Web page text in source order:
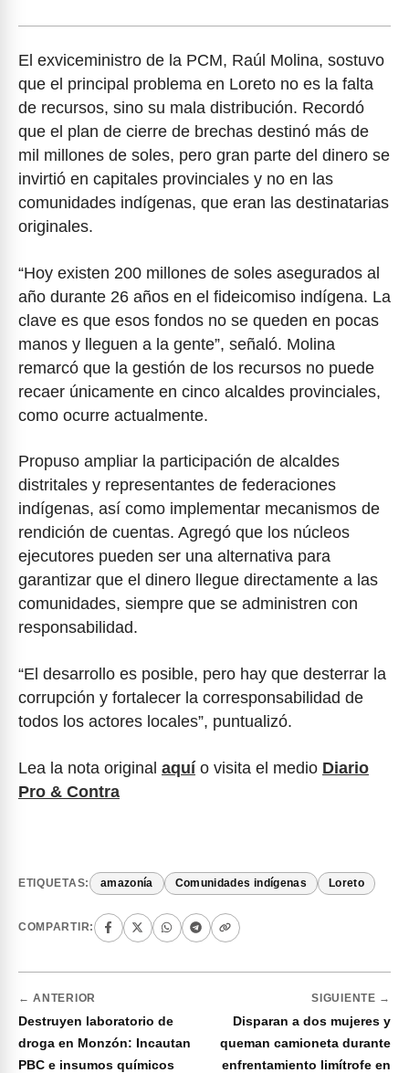
El exviceministro de la PCM, Raúl Molina, sostuvo
que el principal problema en Loreto no es la falta
de recursos, sino su mala distribución. Recordó
que el plan de cierre de brechas destinó más de
mil millones de soles, pero gran parte del dinero se
invirtió en capitales provinciales y no en las
comunidades indígenas, que eran las destinatarias
originales.
“Hoy existen 200 millones de soles asegurados al
año durante 26 años en el fideicomiso indígena. La
clave es que esos fondos no se queden en pocas
manos y lleguen a la gente”, señaló. Molina
remarcó que la gestión de los recursos no puede
recaer únicamente en cinco alcaldes provinciales,
como ocurre actualmente.
Propuso ampliar la participación de alcaldes
distritales y representantes de federaciones
indígenas, así como implementar mecanismos de
rendición de cuentas. Agregó que los núcleos
ejecutores pueden ser una alternativa para
garantizar que el dinero llegue directamente a las
comunidades, siempre que se administren con
responsabilidad.
“El desarrollo es posible, pero hay que desterrar la
corrupción y fortalecer la corresponsabilidad de
todos los actores locales”, puntualizó.
Lea la nota original aquío visita el medio Diario
Pro & Contra
ETIQUETAS: amazonía Comunidades indígenas Loreto
COMPARTIR:
← ANTERIOR
Destruyen laboratorio de
droga en Monzón: Incautan
PBC e insumos químicos
SIGUIENTE →
Disparan a dos mujeres y
queman camioneta durante
enfrentamiento limítrofe en